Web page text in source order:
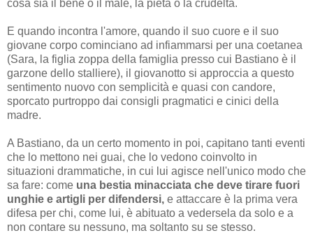
cosa sia il bene o il male, la pietà o la crudeltà.
E quando incontra l'amore, quando il suo cuore e il suo
giovane corpo cominciano ad infiammarsi per una coetanea
(Sara, la figlia zoppa della famiglia presso cui Bastiano è il
garzone dello stalliere), il giovanotto si approccia a questo
sentimento nuovo con semplicità e quasi con candore,
sporcato purtroppo dai consigli pragmatici e cinici della
madre.
A Bastiano, da un certo momento in poi, capitano tanti eventi
che lo mettono nei guai, che lo vedono coinvolto in
situazioni drammatiche, in cui lui agisce nell'unico modo che
sa fare: come una bestia minacciata che deve tirare fuori
unghie e artigli per difendersi, e attaccare è la prima vera
difesa per chi, come lui, è abituato a vedersela da solo e a
non contare su nessuno, ma soltanto su se stesso.